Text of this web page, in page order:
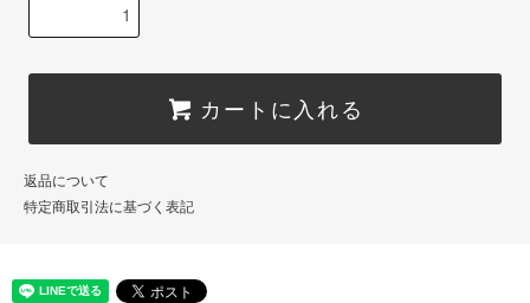
カートに入れる
返品について
特定商取引法に基づく表記